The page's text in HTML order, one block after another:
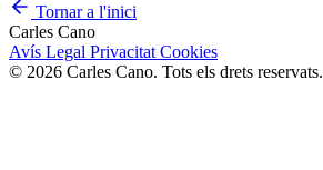
Tornar a l'inici
Carles Cano
Avís Legal Privacitat Cookies
© 2026 Carles Cano. Tots els drets reservats.